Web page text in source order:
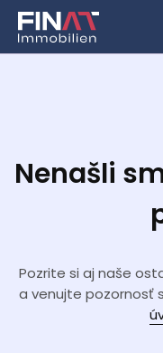
Nenašli
Pozrite si aj naše
a venujte pozornosť